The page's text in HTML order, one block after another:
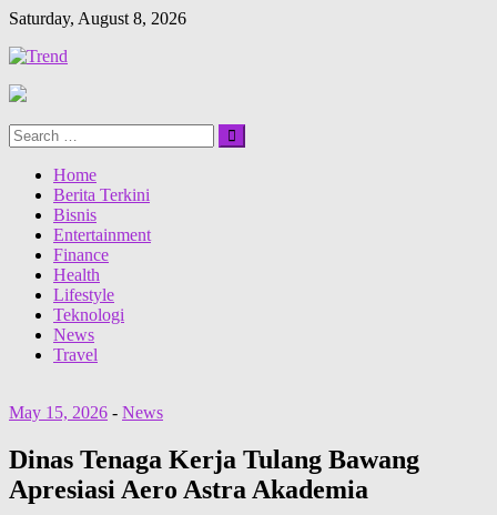
Saturday, August 8, 2026
Search
for:
Search
Home
Berita Terkini
Bisnis
Entertainment
Finance
Health
Lifestyle
Teknologi
News
Travel
May 15, 2026 - News
Dinas Tenaga Kerja Tulang Bawang
Apresiasi Aero Astra Akademia